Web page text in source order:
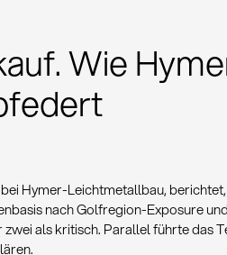
Wie
Hymer-Leichtmetallbau,
nach Golfregion-Exposure
als kritisch. Parallel führte das